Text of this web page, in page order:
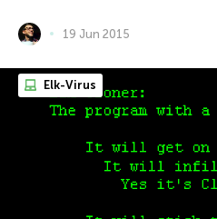
19 Jun 2015
Elk-Virus